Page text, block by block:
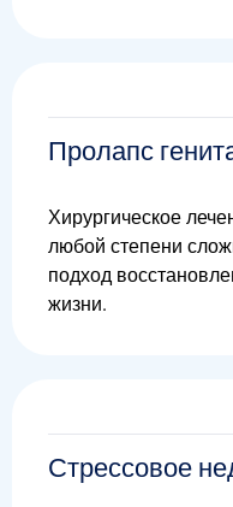
Пролапс
Хирургическое
любой степени
подход
жизни.
Стрессовое